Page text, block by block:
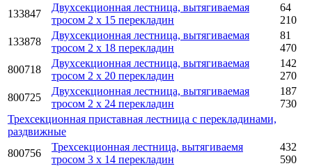
133847
Двухсекционная лестница, вытягиваемая
тросом 2 x 15 перекладин
64
210
133878
Двухсекционная лестница, вытягиваемая
тросом 2 x 18 перекладин
81
470
800718
Двухсекционная лестница, вытягиваемая
тросом 2 x 20 перекладин
142
270
800725
Двухсекционная лестница, вытягиваемая
тросом 2 x 24 перекладин
187
730
Трехсекционная приставная лестница с перекладинами,
раздвижные
800756
Трехсекционная лестница, вытягиваемя
тросом 3 x 14 перекладин
432
590